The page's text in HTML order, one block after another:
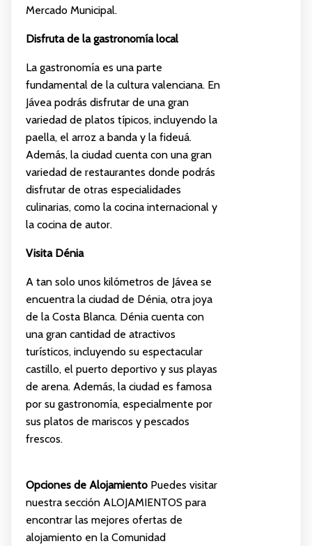
Mercado Municipal.
Disfruta de la gastronomía local
La gastronomía es una parte
fundamental de la cultura valenciana. En
Jávea podrás disfrutar de una gran
variedad de platos típicos, incluyendo la
paella, el arroz a banda y la fideuá.
Además, la ciudad cuenta con una gran
variedad de restaurantes donde podrás
disfrutar de otras especialidades
culinarias, como la cocina internacional y
la cocina de autor.
Visita Dénia
A tan solo unos kilómetros de Jávea se
encuentra la ciudad de Dénia, otra joya
de la Costa Blanca. Dénia cuenta con
una gran cantidad de atractivos
turísticos, incluyendo su espectacular
castillo, el puerto deportivo y sus playas
de arena. Además, la ciudad es famosa
por su gastronomía, especialmente por
sus platos de mariscos y pescados
frescos.
Opciones de AlojamientoPuedes visitar
nuestra sección ALOJAMIENTOS para
encontrar las mejores ofertas de
alojamiento en la Comunidad